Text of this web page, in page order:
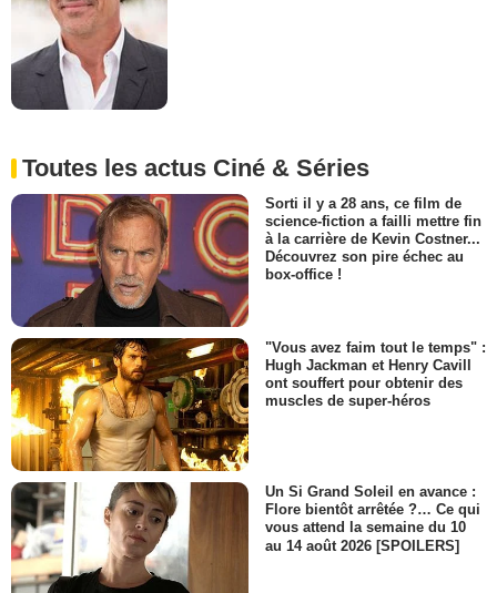
Toutes les actus Ciné & Séries
Sorti il y a 28 ans, ce film de
science-fiction a failli mettre fin
à la carrière de Kevin Costner...
Découvrez son pire échec au
box-office !
"Vous avez faim tout le temps" :
Hugh Jackman et Henry Cavill
ont souffert pour obtenir des
muscles de super-héros
Un Si Grand Soleil en avance :
Flore bientôt arrêtée ?… Ce qui
vous attend la semaine du 10
au 14 août 2026 [SPOILERS]